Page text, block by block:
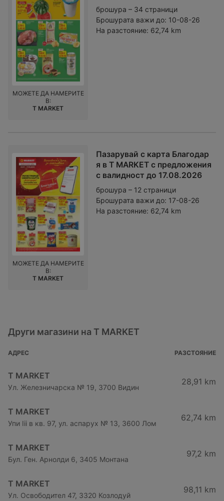
брошура – 34 страници
Брошурата важи до: 10-08-26
На разстояние: 62,74 km
МОЖЕТЕ ДА НАМЕРИТЕ
В:
T MARKET
Пазарувай с карта Благодар
я в T MARKET с предложения
с валидност до 17.08.2026
брошура – 12 страници
Брошурата важи до: 17-08-26
На разстояние: 62,74 km
МОЖЕТЕ ДА НАМЕРИТЕ
В:
T MARKET
Други магазини на T MARKET
АДРЕС РАЗСТОЯНИЕ
T MARKET
Ул. Железничарска № 19, 3700 Видин
28,91 km
T MARKET
Упи Iii в кв. 97, ул. аспарух № 13, 3600 Лом
62,74 km
T MARKET
Бул. Ген. Арнолди 6, 3405 Монтана
97,2 km
T MARKET
Ул. Освободител 47, 3320 Козлодуй
98,11 km